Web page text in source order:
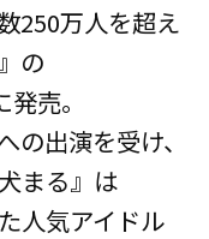
250万人を超え
の
売。
出演を受け、
まる』は
人気アイドル